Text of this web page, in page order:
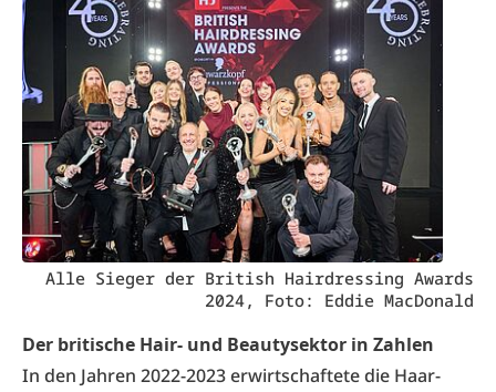
Alle Sieger der British Hairdressing Awards
2024, Foto: Eddie MacDonald
Der britische Hair- und Beautysektor in Zahlen
In den Jahren 2022-2023 erwirtschaftete die Haar-